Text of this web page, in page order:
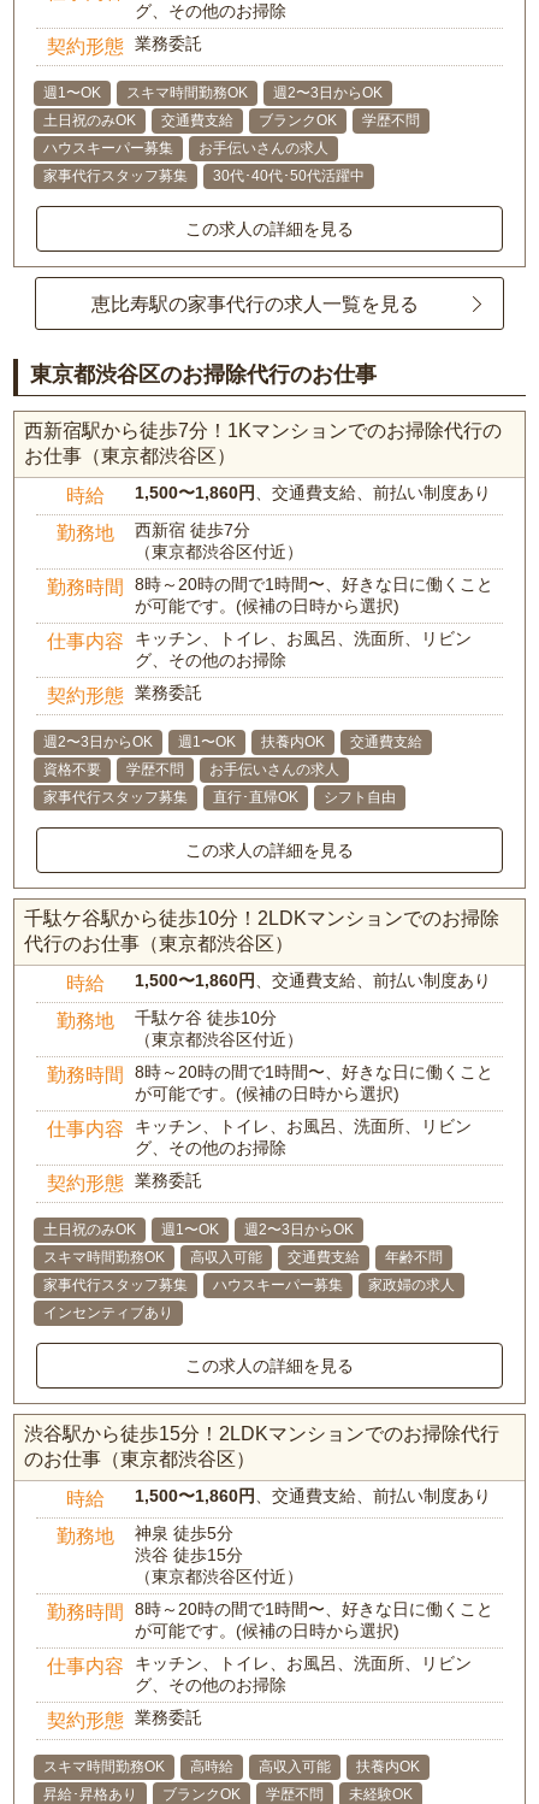
グ、その他のお掃除
契約形態 業務委託
週1〜OK スキマ時間勤務OK
週2〜3日からOK
土日祝のみOK
交通費支給 ブランクOK
学歴不問
ハウスキーパー募集
お手伝いさんの求人
家事代行スタッフ募集
30代･40代･50代活躍中
この求人の詳細を見る
恵比寿駅の家事代行の求人一覧を見る
東京都渋谷区のお掃除代行のお仕事
西新宿駅から徒歩7分！1Kマンションでのお掃除代行の
お仕事（東京都渋谷区）
時給 1,500〜1,860円 、交通費支給、前払い制度あり
勤務地
西新宿 徒歩7分
（東京都渋谷区付近）
勤務時間
8時～20時の間で1時間〜、好きな日に働くこと
が可能です。(候補の日時から選択)
仕事内容
キッチン、トイレ、お風呂、洗面所、リビン
グ、その他のお掃除
契約形態 業務委託
週2〜3日からOK 週1〜OK 扶養内OK
交通費支給
資格不要
学歴不問
お手伝いさんの求人
家事代行スタッフ募集
直行･直帰OK シフト自由
この求人の詳細を見る
千駄ケ谷駅から徒歩10分！2LDKマンションでのお掃除
代行のお仕事（東京都渋谷区）
時給 1,500〜1,860円 、交通費支給、前払い制度あり
勤務地
千駄ケ谷 徒歩10分
（東京都渋谷区付近）
勤務時間
8時～20時の間で1時間〜、好きな日に働くこと
が可能です。(候補の日時から選択)
仕事内容
キッチン、トイレ、お風呂、洗面所、リビン
グ、その他のお掃除
契約形態 業務委託
土日祝のみOK 週1〜OK
週2〜3日からOK
スキマ時間勤務OK
高収入可能 交通費支給
年齢不問
家事代行スタッフ募集
ハウスキーパー募集
家政婦の求人
インセンティブあり
この求人の詳細を見る
渋谷駅から徒歩15分！2LDKマンションでのお掃除代行
のお仕事（東京都渋谷区）
時給 1,500〜1,860円 、交通費支給、前払い制度あり
勤務地
神泉 徒歩5分
渋谷 徒歩15分
（東京都渋谷区付近）
勤務時間
8時～20時の間で1時間〜、好きな日に働くこと
が可能です。(候補の日時から選択)
仕事内容
キッチン、トイレ、お風呂、洗面所、リビン
グ、その他のお掃除
契約形態 業務委託
スキマ時間勤務OK 高時給 高収入可能
扶養内OK
昇給･昇格あり
ブランクOK 学歴不問 未経験OK